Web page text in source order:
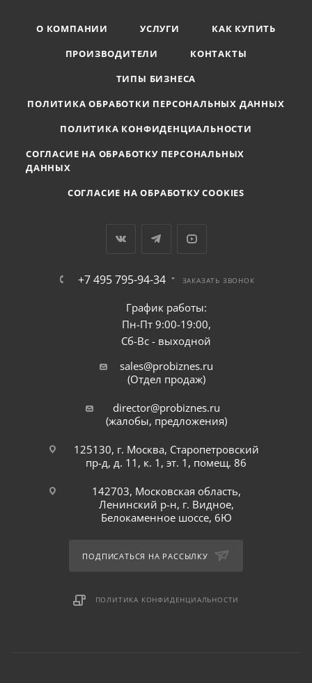
О КОМПАНИИ УСЛУГИ
КАК КУПИТЬ
ПРОИЗВОДИТЕЛИ
КОНТАКТЫ
ТИПЫ БИЗНЕСА
ПОЛИТИКА ОБРАБОТКИ ПЕРСОНАЛЬНЫХ ДАННЫХ
ПОЛИТИКА КОНФИДЕНЦИАЛЬНОСТИ
СОГЛАСИЕ НА ОБРАБОТКУ ПЕРСОНАЛЬНЫХ
ДАННЫХ
СОГЛАСИЕ НА ОБРАБОТКУ COOKIES
+7 495 795-94-34 ЗАКАЗАТЬ ЗВОНОК
График работы:
Пн-Пт 9:00-19:00,
Сб-Вс - выходной
sales@probiznes.ru
(Отдел продаж)
director@probiznes.ru
(жалобы, предложения)
125130, г. Москва, Старопетровский
пр-д, д. 11, к. 1, эт. 1, помещ. 86
142703, Московская область,
Ленинский р-н, г. Видное,
Белокаменное шоссе, 6Ю
ПОДПИСАТЬСЯ НА РАССЫЛКУ
ПОЛИТИКА КОНФИДЕНЦИАЛЬНОСТИ